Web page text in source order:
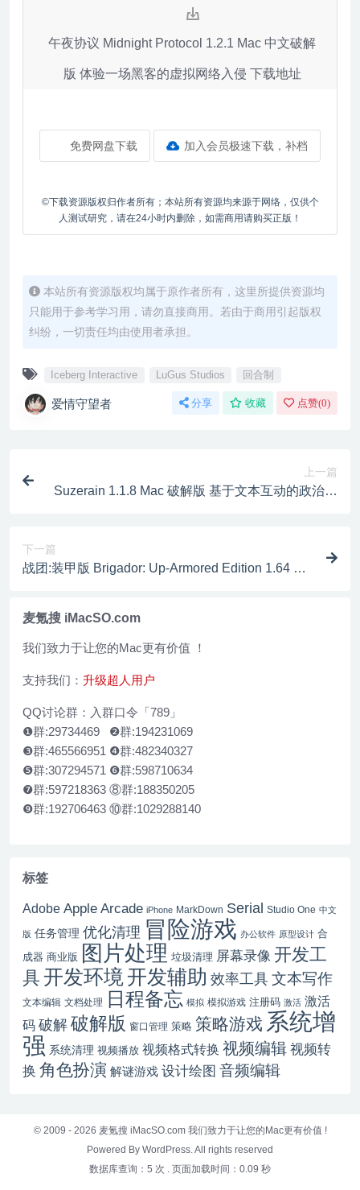
午夜协议 Midnight Protocol 1.2.1 Mac 中文破解
版 体验一场黑客的虚拟网络入侵 下载地址
免费网盘下载 加入会员极速下载，补档
©下载资源版权归作者所有；本站所有资源均来源于网络，仅供个
人测试研究，请在24小时内删除，如需商用请购买正版！
本站所有资源版权均属于原作者所有，这里所提供资源均
只能用于参考学习用，请勿直接商用。若由于商用引起版权
纠纷，一切责任均由使用者承担。
Iceberg Interactive LuGus Studios 回合制
爱情守望者 分享 收藏 点赞(0)
上一篇
Suzerain 1.1.8 Mac 破解版 基于文本互动的政治模
下一篇
战团:装甲版 Brigador: Up-Armored Edition 1.64 Ma
麦氪搜 iMacSO.com
我们致力于让您的Mac更有价值 ！
支持我们： 升级超人用户
QQ讨论群：入群口令「789」
❶群:29734469 ❷群:194231069
❸群:465566951 ❹群:482340327
❺群:307294571 ❻群:598710634
❼群:597218363 ⑧群:188350205
❾群:192706463 ⑩群:1029288140
标签
Adobe Apple Arcade iPhone MarkDown Serial Studio One 中文
版 任务管理 优化清理 冒险游戏 办公软件 原型设计 合
成器 商业版 图片处理 垃圾清理 屏幕录像 开发工
具 开发环境开发辅助 效率工具 文本写作
文本编辑 文档处理 日程备忘 模拟 模拟游戏 注册码 激活 激活
码 破解破解版 窗口管理 策略 策略游戏 系统增
强 系统清理 视频播放 视频格式转换 视频编辑 视频转
换 角色扮演 解谜游戏 设计绘图 音频编辑
© 2009 - 2026 麦氪搜 iMacSO.com 我们致力于让您的Mac更有价值 !
Powered By WordPress. All rights reserved
数据库查询：5 次 . 页面加载时间：0.09 秒